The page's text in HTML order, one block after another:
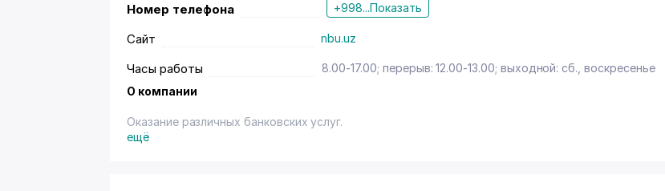
Номер телефона +998...Показать
Сайт nbu.uz
Часы работы
8.00-17.00; перерыв: 12.00-13.00; выходной: сб., воскресенье
О компании
Оказание различных банковских услуг.
ещё